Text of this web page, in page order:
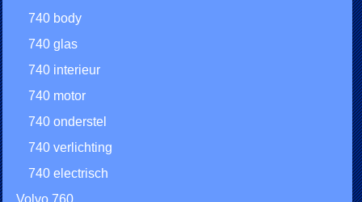
740 body
740 glas
740 interieur
740 motor
740 onderstel
740 verlichting
740 electrisch
Volvo 760